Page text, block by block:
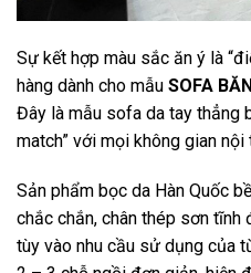
Sự kết hợp màu sắc ăn ý là
hàng dành cho mẫu SOFA
Đây là mẫu sofa da tay thẳng
match” với mọi không gian nội
Sản phẩm bọc da Hàn Quốc
chắc chắn, chân thép sơn tĩnh
tùy vào nhu cầu sử dụng của